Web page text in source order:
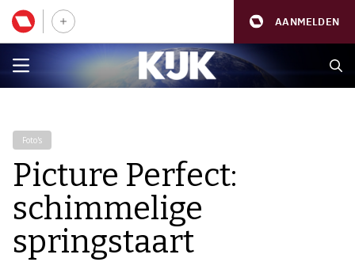
AANMELDEN
Foto's
Picture Perfect:
schimmelige
springstaart